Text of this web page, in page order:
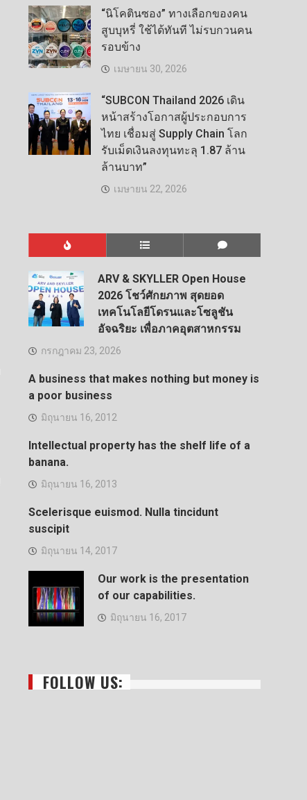
“นิโคตินซอง” ทางเลือกของคน
สูบบุหรี่ ใช้ได้ทันที ไม่รบกวนคน
รอบข้าง
เมษายน 30, 2026
“SUBCON Thailand 2026 เดิน
หน้าสร้างโอกาสผู้ประกอบการ
ไทย เชื่อมสู่ Supply Chain โลก
รับเม็ดเงินลงทุนทะลุ 1.87 ล้าน
ล้านบาท”
เมษายน 22, 2026
ARV & SKYLLER Open House
2026 โชว์ศักยภาพ สุดยอด
เทคโนโลยีโดรนและโซลูชัน
อัจฉริยะ เพื่อภาคอุตสาหกรรม
กรกฎาคม 23, 2026
A business that makes nothing but money is
a poor business
มิถุนายน 16, 2012
Intellectual property has the shelf life of a
banana.
มิถุนายน 16, 2013
Scelerisque euismod. Nulla tincidunt
suscipit
มิถุนายน 14, 2017
Our work is the presentation
of our capabilities.
มิถุนายน 16, 2017
FOLLOW US: